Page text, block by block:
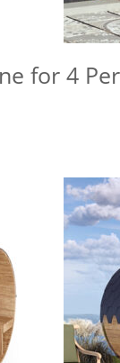
for 4